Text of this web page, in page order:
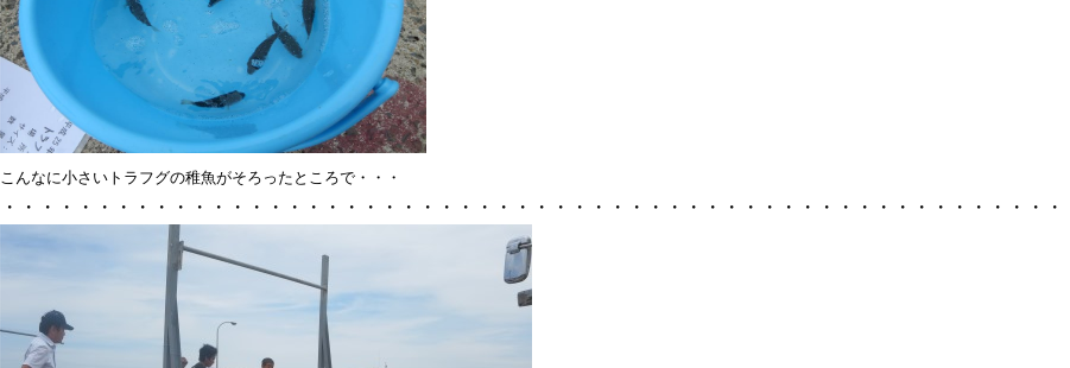
こんなに小さいトラフグの稚魚がそろったところで・・・
・・・・・・・・・・・・・・・・・・・・・・・・・・・・・・・・・・・・・・・・・・・・・・・・・・・・・・・